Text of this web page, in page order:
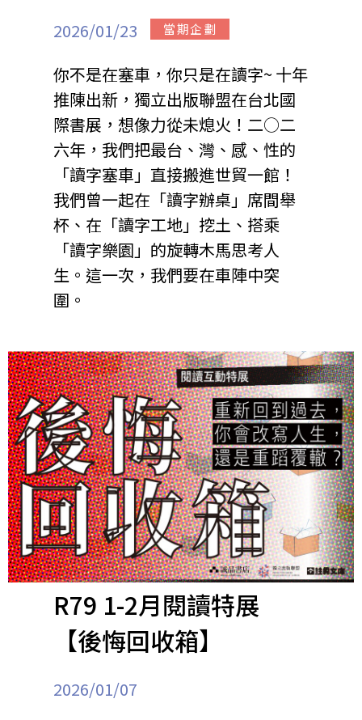
2026/01/23 當期企劃
你不是在塞車，你只是在讀字~ 十年
推陳出新，獨立出版聯盟在台北國
際書展，想像力從未熄火！二○二
六年，我們把最台、灣、感、性的
「讀字塞車」直接搬進世貿一館！
我們曾一起在「讀字辦桌」席間舉
杯、在「讀字工地」挖土、搭乘
「讀字樂園」的旋轉木馬思考人
生。這一次，我們要在車陣中突
圍。
R79 1-2月閱讀特展
【後悔回收箱】
2026/01/07